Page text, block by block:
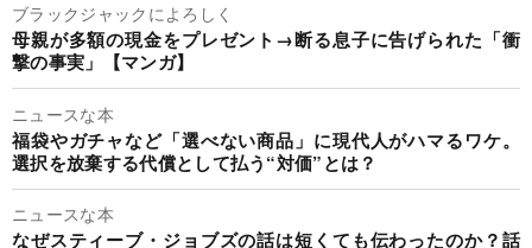
ブラックジャックによろしく
母親が多額の現金をプレゼント→断る息子に告げられた「衝
撃の事実」【マンガ】
ニュースな本
福袋やガチャなど「選べない商品」に現代人がハマるワケ。
選択を放棄する代償として払う“対価”とは？
ニュースな本
なぜスティーブ・ジョブズの話は短くても伝わったのか？話